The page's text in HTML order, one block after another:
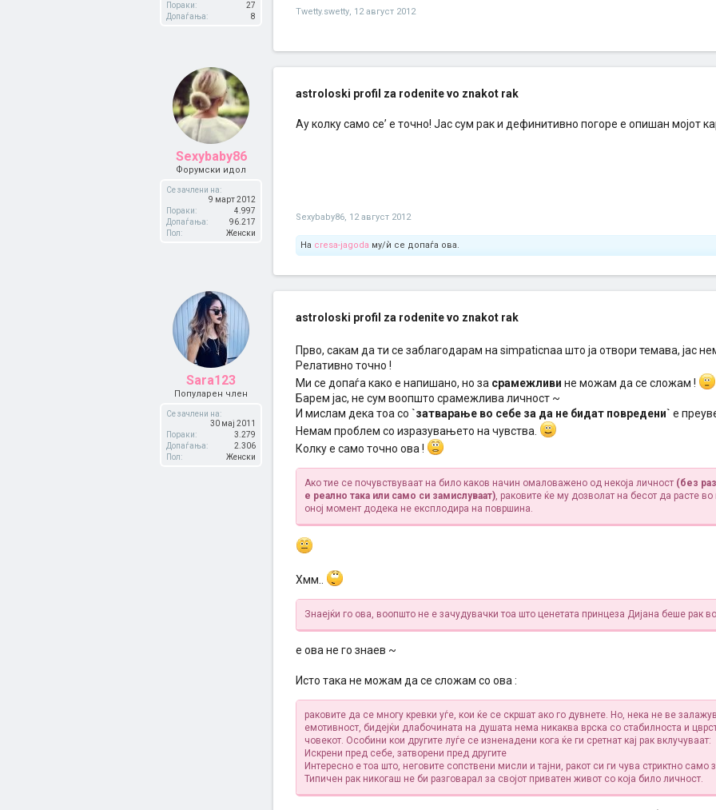
Пораки:
27
Допаѓања:
8 Twetty.swetty, 12 август 2012
Sexybaby86
Форумски идол
Се зачлени на:
9 март 2012
Пораки:
4.997
Допаѓања:
96.217
Пол:
Женски
astroloski profil za rodenite vo znakot rak
Ау колку само се’ е точно! Јас сум рак и дефинитивно погоре е опишан мојот
Sexybaby86, 12 август 2012
На cresa-jagoda му/ѝ се допаѓа ова.
Sara123
Популарен член
Се зачлени на:
30 мај 2011
Пораки:
3.279
Допаѓања:
2.306
Пол:
Женски
astroloski profil za rodenite vo znakot rak
Прво, сакам да ти се заблагодарам на simpaticnaa што ја отвори темава, јас
Релативно точно !
Ми се допаѓа како е напишано, но за срамежливи не можам да се сложам !
Барем јас, не сум воопшто срамежлива личност ~
И мислам дека тоа со `затварање во себе за да не бидат повредени` е
Немам проблем со изразувањето на чувства.
Колку е само точно ова !
Ако тие се почувствуваат на било каков начин омаловажено од некоја личност (без
е реално така или само си замислуваат), раковите ќе му дозволат на бесот да расте
оној момент додека не експлодира на површина.
Хмм..
Знаејќи го ова, воопшто не е зачудувачки тоа што ценетата принцеза Дијана беше рак
е ова не го знаев ~
Исто така не можам да се сложам со ова :
раковите да се многу кревки уѓе, кои ќе се скршат ако го дувнете. Но, нека не ве
емотивност, бидејќи длабочината на душата нема никаква врска со стабилноста и
човекот. Особини кои другите луѓе се изненадени кога ќе ги сретнат кај рак вклучуваат:
Искрени пред себе, затворени пред другите
Интересно е тоа што, неговите сопствени мисли и тајни, ракот си ги чува стриктно само
Типичен рак никогаш не би разговарал за својот приватен живот со која било личност.